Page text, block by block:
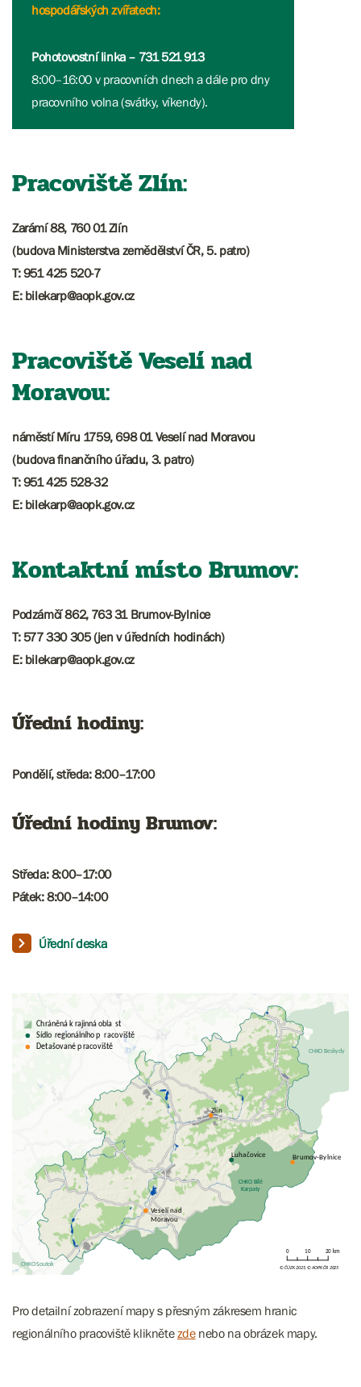
hospodářských zvířatech:
Pohotovostní linka – 731 521 913
8:00–16:00 v pracovních dnech a dále pro dny
pracovního volna (svátky, víkendy).
Pracoviště Zlín:
Zarámí 88, 760 01 Zlín
(budova Ministerstva zemědělství ČR, 5. patro)
T: 951 425 520-7
E: bilekarp@aopk.gov.cz
Pracoviště Veselí nad
Moravou:
náměstí Míru 1759, 698 01 Veselí nad Moravou
(budova finančního úřadu, 3. patro)
T: 951 425 528-32
E: bilekarp@aopk.gov.cz
Kontaktní místo Brumov:
Podzámčí 862, 763 31 Brumov-Bylnice
T: 577 330 305 (jen v úředních hodinách)
E: bilekarp@aopk.gov.cz
Úřední hodiny:
Pondělí, středa: 8:00–17:00
Úřední hodiny Brumov:
Středa: 8:00–17:00
Pátek: 8:00–14:00
Úřední deska
Pro detailní zobrazení mapy s přesným zákresem hranic
regionálního pracoviště kliknětezdenebo na obrázek mapy.